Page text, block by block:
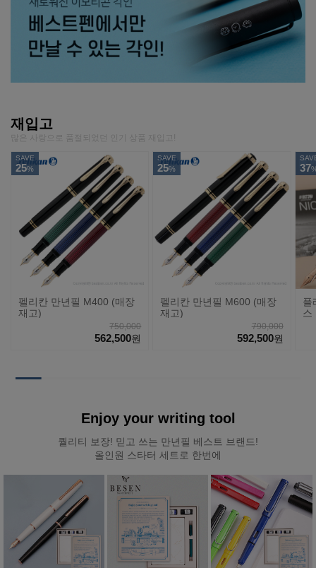
재입고
많은 사랑으로 품절되었던 인기 상품 재입고!
SAVE
25%
펠리칸 만년필 M400 (매장
재고)
750,000
562,500원
SAVE
25%
펠리칸 만년필 M600 (매장
재고)
790,000
592,500원
37
플
스
Enjoy your writing tool
퀄리티 보장! 믿고 쓰는 만년필 베스트 브랜드!
올인원 스타터 세트로 한번에